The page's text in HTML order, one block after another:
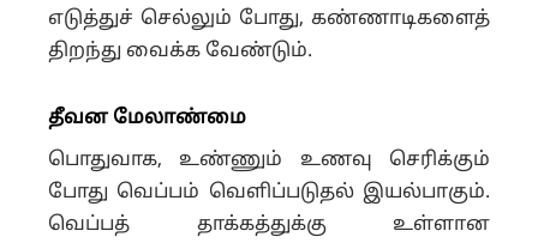
எடுத்துச் செல்லும் போது, கண்ணாடிகளைத்
திறந்து வைக்க வேண்டும்.
தீவன மேலாண்மை
பொதுவாக, உண்ணும் உணவு செரிக்கும்
போது வெப்பம் வெளிப்படுதல் இயல்பாகும்.
வெப்பத் தாக்கத்துக்கு உள்ளான